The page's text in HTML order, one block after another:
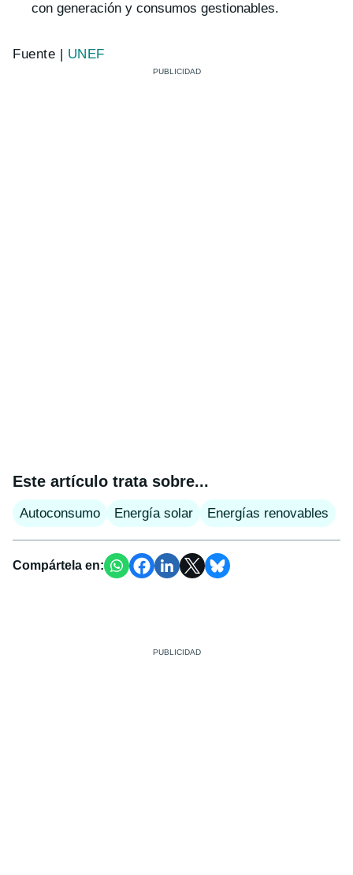
con generación y consumos gestionables.
Fuente | UNEF
Este artículo trata sobre...
Autoconsumo Energía solar Energías renovables
Compártela en: